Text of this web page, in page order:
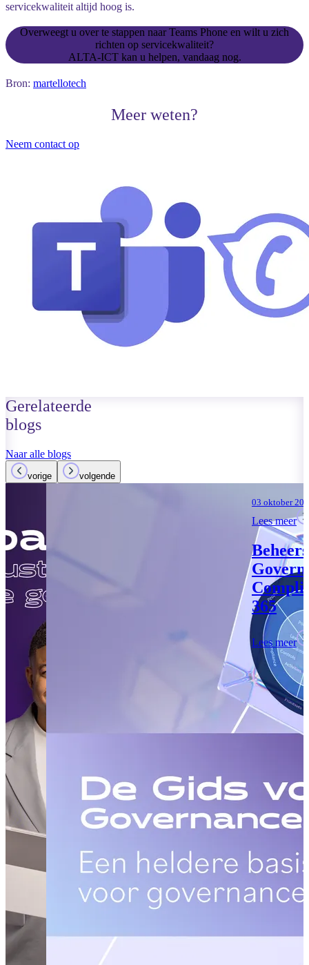
servicekwaliteit altijd hoog is.
Overweegt u over te stappen naar Teams Phone en wilt u zich
richten op servicekwaliteit?
ALTA-ICT kan u helpen, vandaag nog.
Bron: martellotech
Meer weten?
Neem contact op
Gerelateerde
blogs
Naar alle blogs
vorige volgende
03 oktober 2023
Lees meer
Governance
Compliance
365
Lees meer